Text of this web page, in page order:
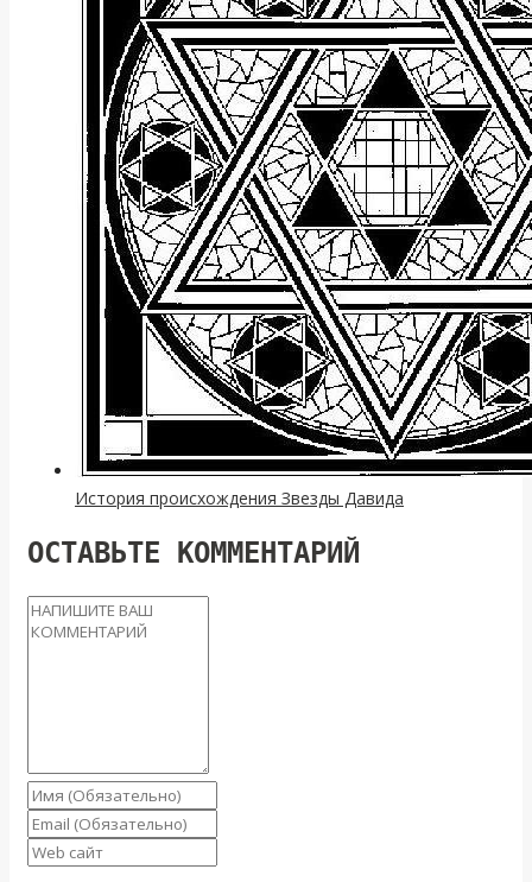
История происхождения Звезды Давида
ОСТАВЬТЕ КОММЕНТАРИЙ